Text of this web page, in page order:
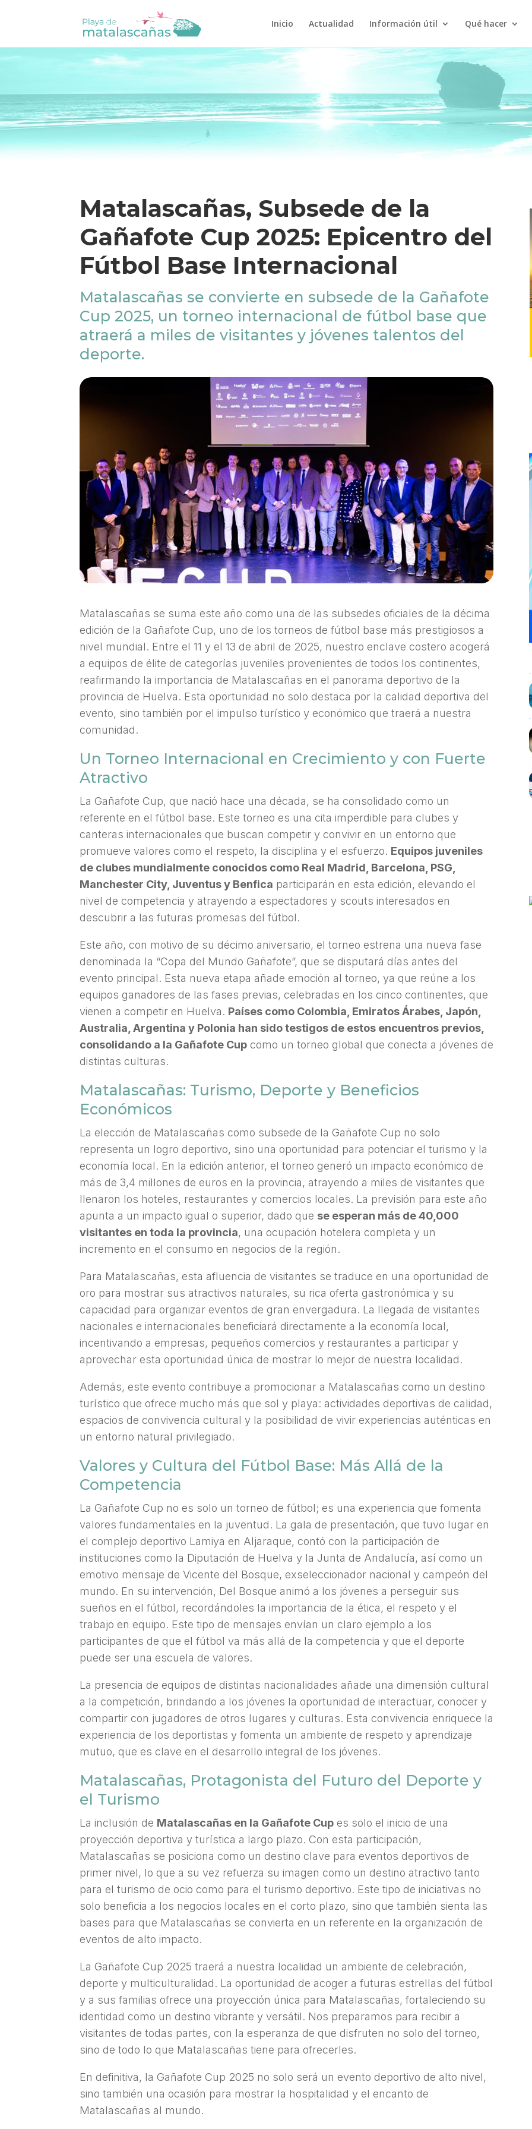
Inicio Actualidad Información útil Qué hacer
Matalascañas, Subsede de la
Gañafote Cup 2025: Epicentro del
Fútbol Base Internacional
Matalascañas se convierte en subsede de la Gañafote
Cup 2025, un torneo internacional de fútbol base que
atraerá a miles de visitantes y jóvenes talentos del
deporte.
Matalascañas se suma este año como una de las subsedes oficiales de la décima
edición de la Gañafote Cup, uno de los torneos de fútbol base más prestigiosos a
nivel mundial. Entre el 11 y el 13 de abril de 2025, nuestro enclave costero acogerá
a equipos de élite de categorías juveniles provenientes de todos los continentes,
reafirmando la importancia de Matalascañas en el panorama deportivo de la
provincia de Huelva. Esta oportunidad no solo destaca por la calidad deportiva del
evento, sino también por el impulso turístico y económico que traerá a nuestra
comunidad.
Un Torneo Internacional en Crecimiento y con Fuerte
Atractivo
La Gañafote Cup, que nació hace una década, se ha consolidado como un
referente en el fútbol base. Este torneo es una cita imperdible para clubes y
canteras internacionales que buscan competir y convivir en un entorno que
promueve valores como el respeto, la disciplina y el esfuerzo. Equipos juveniles
de clubes mundialmente conocidos como Real Madrid, Barcelona, PSG,
Manchester City, Juventus y Benfica participarán en esta edición, elevando el
nivel de competencia y atrayendo a espectadores y scouts interesados en
descubrir a las futuras promesas del fútbol.
Este año, con motivo de su décimo aniversario, el torneo estrena una nueva fase
denominada la “Copa del Mundo Gañafote”, que se disputará días antes del
evento principal. Esta nueva etapa añade emoción al torneo, ya que reúne a los
equipos ganadores de las fases previas, celebradas en los cinco continentes, que
vienen a competir en Huelva. Países como Colombia, Emiratos Árabes, Japón,
Australia, Argentina y Polonia han sido testigos de estos encuentros previos,
consolidando a la Gañafote Cup como un torneo global que conecta a jóvenes de
distintas culturas.
Matalascañas: Turismo, Deporte y Beneficios
Económicos
La elección de Matalascañas como subsede de la Gañafote Cup no solo
representa un logro deportivo, sino una oportunidad para potenciar el turismo y la
economía local. En la edición anterior, el torneo generó un impacto económico de
más de 3,4 millones de euros en la provincia, atrayendo a miles de visitantes que
llenaron los hoteles, restaurantes y comercios locales. La previsión para este año
apunta a un impacto igual o superior, dado que se esperan más de 40,000
visitantes en toda la provincia, una ocupación hotelera completa y un
incremento en el consumo en negocios de la región.
Para Matalascañas, esta afluencia de visitantes se traduce en una oportunidad de
oro para mostrar sus atractivos naturales, su rica oferta gastronómica y su
capacidad para organizar eventos de gran envergadura. La llegada de visitantes
nacionales e internacionales beneficiará directamente a la economía local,
incentivando a empresas, pequeños comercios y restaurantes a participar y
aprovechar esta oportunidad única de mostrar lo mejor de nuestra localidad.
Además, este evento contribuye a promocionar a Matalascañas como un destino
turístico que ofrece mucho más que sol y playa: actividades deportivas de calidad,
espacios de convivencia cultural y la posibilidad de vivir experiencias auténticas en
un entorno natural privilegiado.
Valores y Cultura del Fútbol Base: Más Allá de la
Competencia
La Gañafote Cup no es solo un torneo de fútbol; es una experiencia que fomenta
valores fundamentales en la juventud. La gala de presentación, que tuvo lugar en
el complejo deportivo Lamiya en Aljaraque, contó con la participación de
instituciones como la Diputación de Huelva y la Junta de Andalucía, así como un
emotivo mensaje de Vicente del Bosque, exseleccionador nacional y campeón del
mundo. En su intervención, Del Bosque animó a los jóvenes a perseguir sus
sueños en el fútbol, recordándoles la importancia de la ética, el respeto y el
trabajo en equipo. Este tipo de mensajes envían un claro ejemplo a los
participantes de que el fútbol va más allá de la competencia y que el deporte
puede ser una escuela de valores.
La presencia de equipos de distintas nacionalidades añade una dimensión cultural
a la competición, brindando a los jóvenes la oportunidad de interactuar, conocer y
compartir con jugadores de otros lugares y culturas. Esta convivencia enriquece la
experiencia de los deportistas y fomenta un ambiente de respeto y aprendizaje
mutuo, que es clave en el desarrollo integral de los jóvenes.
Matalascañas, Protagonista del Futuro del Deporte y
el Turismo
La inclusión de Matalascañas en la Gañafote Cup es solo el inicio de una
proyección deportiva y turística a largo plazo. Con esta participación,
Matalascañas se posiciona como un destino clave para eventos deportivos de
primer nivel, lo que a su vez refuerza su imagen como un destino atractivo tanto
para el turismo de ocio como para el turismo deportivo. Este tipo de iniciativas no
solo beneficia a los negocios locales en el corto plazo, sino que también sienta las
bases para que Matalascañas se convierta en un referente en la organización de
eventos de alto impacto.
La Gañafote Cup 2025 traerá a nuestra localidad un ambiente de celebración,
deporte y multiculturalidad. La oportunidad de acoger a futuras estrellas del fútbol
y a sus familias ofrece una proyección única para Matalascañas, fortaleciendo su
identidad como un destino vibrante y versátil. Nos preparamos para recibir a
visitantes de todas partes, con la esperanza de que disfruten no solo del torneo,
sino de todo lo que Matalascañas tiene para ofrecerles.
En definitiva, la Gañafote Cup 2025 no solo será un evento deportivo de alto nivel,
sino también una ocasión para mostrar la hospitalidad y el encanto de
Matalascañas al mundo.